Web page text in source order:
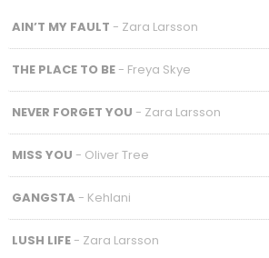
AIN’T MY FAULT - Zara Larsson
THE PLACE TO BE- Freya Skye
NEVER FORGET YOU - Zara Larsson
MISS YOU - Oliver Tree
GANGSTA - Kehlani
LUSH LIFE- Zara Larsson